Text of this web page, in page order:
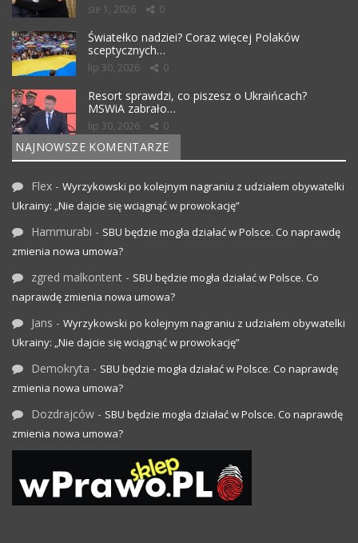
sie 1, 2026 0
Światełko nadziei? Coraz więcej Polaków
sceptycznych…
lip 30, 2026 0
Resort sprawdzi, co piszesz o Ukraińcach?
MSWiA zabrało…
lip 30, 2026 0
NAJNOWSZE KOMENTARZE
Flex - Wyrzykowski po kolejnym nagraniu z udziałem obywatelki
Ukrainy: „Nie dajcie się wciągnąć w prowokację”
Hammurabi - SBU będzie mogła działać w Polsce. Co naprawdę
zmienia nowa umowa?
zgred malkontent - SBU będzie mogła działać w Polsce. Co
naprawdę zmienia nowa umowa?
Jans - Wyrzykowski po kolejnym nagraniu z udziałem obywatelki
Ukrainy: „Nie dajcie się wciągnąć w prowokację”
Demokryta - SBU będzie mogła działać w Polsce. Co naprawdę
zmienia nowa umowa?
Dozdrajców - SBU będzie mogła działać w Polsce. Co naprawdę
zmienia nowa umowa?